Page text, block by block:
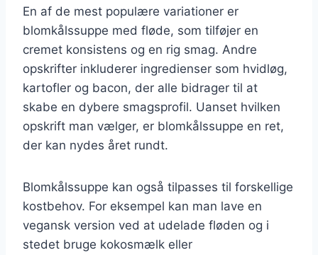
En af de mest populære variationer er
blomkålssuppe med fløde, som tilføjer en
cremet konsistens og en rig smag. Andre
opskrifter inkluderer ingredienser som hvidløg,
kartofler og bacon, der alle bidrager til at
skabe en dybere smagsprofil. Uanset hvilken
opskrift man vælger, er blomkålssuppe en ret,
der kan nydes året rundt.
Blomkålssuppe kan også tilpasses til forskellige
kostbehov. For eksempel kan man lave en
vegansk version ved at udelade fløden og i
stedet bruge kokosmælk eller